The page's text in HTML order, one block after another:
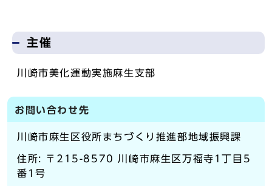
主催
川崎市美化運動実施麻生支部
お問い合わせ先
川崎市麻生区役所まちづくり推進部地域振興課
住所: 〒215-8570 川崎市麻生区万福寺1丁目5
番1号